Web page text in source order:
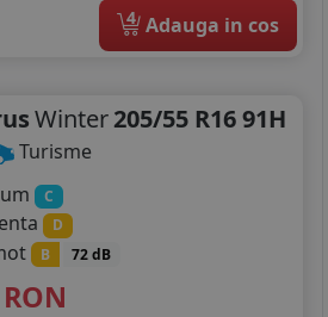
4 Adauga in cos
Winter205/55 R16 91H
Turisme
C
D
B 72 dB
RON